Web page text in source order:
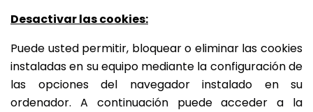
Desactivar las cookies:
Puede usted permitir, bloquear o eliminar las cookies
instaladas en su equipo mediante la configuración de
las opciones del navegador instalado en su
ordenador. A continuación puede acceder a la